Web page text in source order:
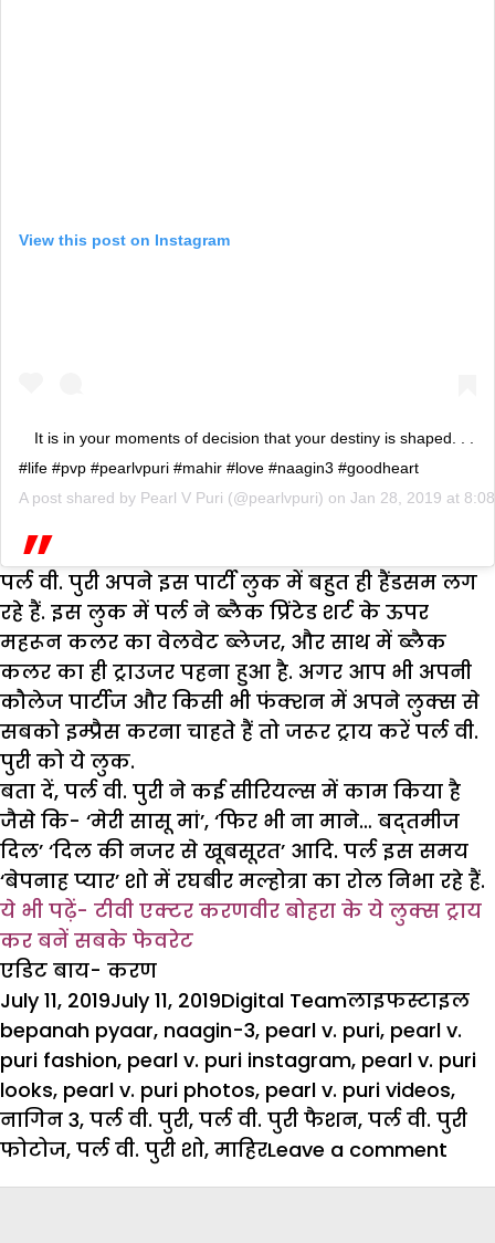
View this post on Instagram
It is in your moments of decision that your destiny is shaped. . .
#life #pvp #pearlvpuri #mahir #love #naagin3 #goodheart
A post shared by Pearl V Puri (@pearlvpuri) on Jan 28, 2019 at
पर्ल वी. पुरी अपने इस पार्टी लुक में बहुत ही हैंडसम लग
रहे हैं. इस लुक में पर्ल ने ब्लैक प्रिंटेड शर्ट के ऊपर
महरून कलर का वेलवेट ब्लेजर, और साथ में ब्लैक
कलर का ही ट्राउजर पहना हुआ है. अगर आप भी अपनी
कौलेज पार्टीज और किसी भी फंक्शन में अपने लुक्स से
सबको इम्प्रैस करना चाहते हैं तो जरूर ट्राय करें पर्ल वी.
पुरी को ये लुक.
बता दें, पर्ल वी. पुरी ने कई सीरियल्स में काम किया है
जैसे कि- ‘मेरी सासू मां’, ‘फिर भी ना माने… बद्तमीज
दिल’ ‘दिल की नजर से खूबसूरत’ आदि. पर्ल इस समय
‘बेपनाह प्यार’ शो में रघबीर मल्होत्रा का रोल निभा रहे हैं.
ये भी पढ़ें- टीवी एक्टर करणवीर बोहरा के ये लुक्स ट्राय
कर बनें सबके फेवरेट
एडिट बाय- करण
Posted
on
July 11, 2019July 11, 2019Author
Digital TeamCategories
लाइफस्टाइल
bepanah pyaar, naagin-3, pearl v. puri, pearl v.
puri fashion, pearl v. puri instagram, pearl v. puri
looks, pearl v. puri photos, pearl v. puri videos,
नागिन 3, पर्ल वी. पुरी, पर्ल वी. पुरी फैशन, पर्ल वी. पुरी
फोटोज, पर्ल वी. पुरी शो, माहिरLeave a comment